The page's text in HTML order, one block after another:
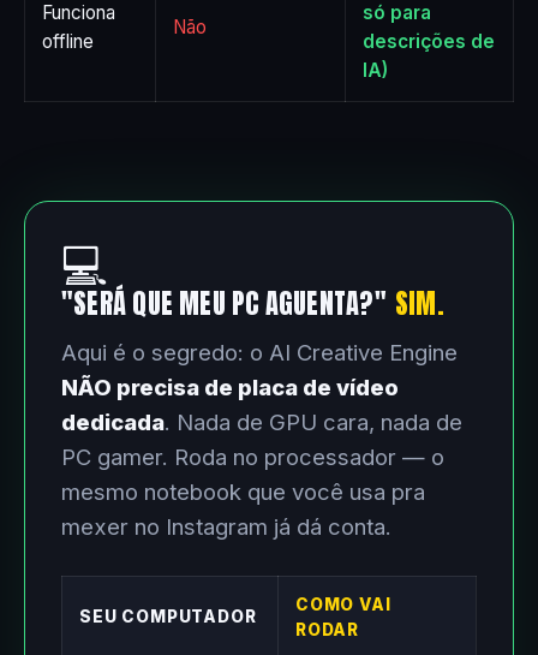
Funciona
offline
Não
só para
descrições de
IA)
💻
"SERÁ QUE MEU PC AGUENTA?" SIM.
Aqui é o segredo: o AI Creative Engine
NÃO precisa de placa de vídeo
dedicada. Nada de GPU cara, nada de
PC gamer. Roda no processador — o
mesmo notebook que você usa pra
mexer no Instagram já dá conta.
SEU COMPUTADOR
COMO VAI
RODAR